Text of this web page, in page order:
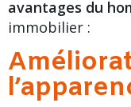
avantages du
immobilier :